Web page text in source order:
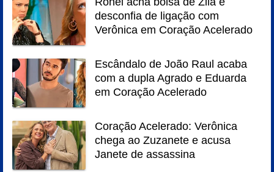
desconfia de ligação com
Verônica em Coração Acelerado
Escândalo de João Raul acaba
com a dupla Agrado e Eduarda
em Coração Acelerado
Coração Acelerado: Verônica
chega ao Zuzanete e acusa
Janete de assassina